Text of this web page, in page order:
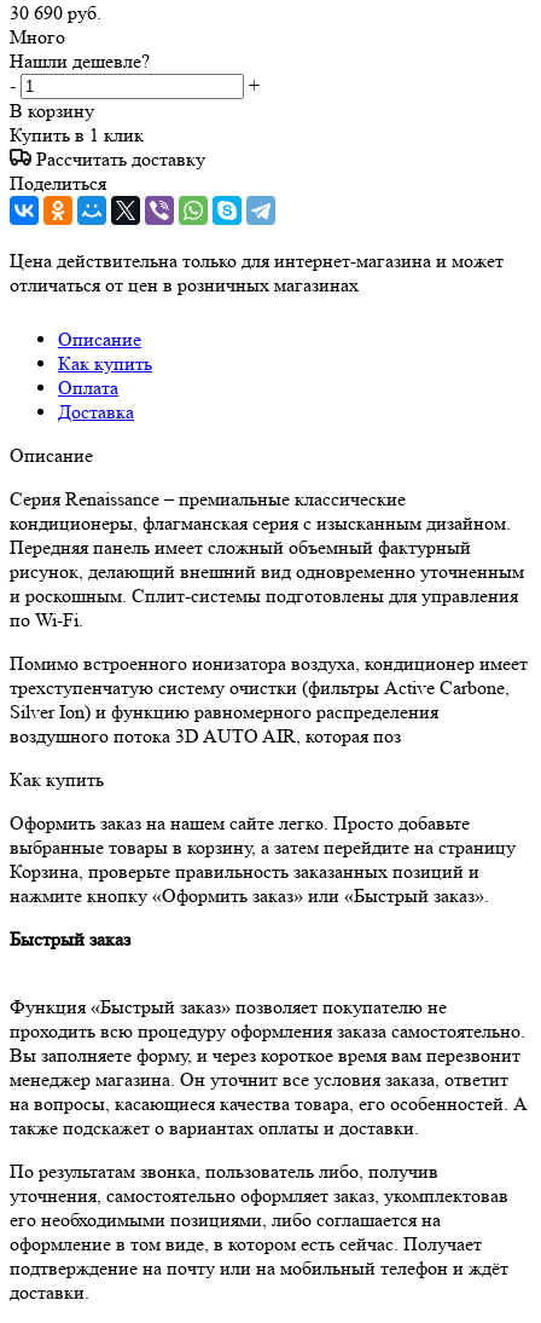
30 690 руб.
Много
Нашли дешевле?
-
+
В корзину
Купить в 1 клик
Рассчитать доставку
Поделиться
Цена действительна только для интернет-магазина и может
отличаться от цен в розничных магазинах
Описание
Как купить
Оплата
Доставка
Описание
Серия Renaissance – премиальные классические
кондиционеры, флагманская серия с изысканным дизайном.
Передняя панель имеет сложный объемный фактурный
рисунок, делающий внешний вид одновременно уточненным
и роскошным. Сплит-системы подготовлены для управления
по Wi-Fi.
Помимо встроенного ионизатора воздуха, кондиционер имеет
трехступенчатую систему очистки (фильтры Active Carbone,
Silver Ion) и функцию равномерного распределения
воздушного потока 3D AUTO AIR, которая поз
Как купить
Оформить заказ на нашем сайте легко. Просто добавьте
выбранные товары в корзину, а затем перейдите на страницу
Корзина, проверьте правильность заказанных позиций и
нажмите кнопку «Оформить заказ» или «Быстрый заказ».
Быстрый заказ
Функция «Быстрый заказ» позволяет покупателю не
проходить всю процедуру оформления заказа самостоятельно.
Вы заполняете форму, и через короткое время вам перезвонит
менеджер магазина. Он уточнит все условия заказа, ответит
на вопросы, касающиеся качества товара, его особенностей. А
также подскажет о вариантах оплаты и доставки.
По результатам звонка, пользователь либо, получив
уточнения, самостоятельно оформляет заказ, укомплектовав
его необходимыми позициями, либо соглашается на
оформление в том виде, в котором есть сейчас. Получает
подтверждение на почту или на мобильный телефон и ждёт
доставки.